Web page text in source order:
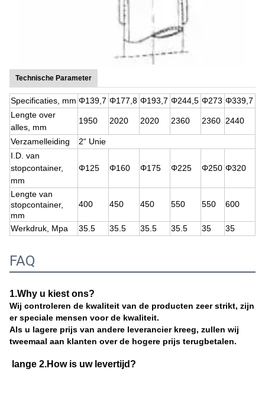
Technische Parameter
Specificaties, mm Φ139,7 Φ177,8 Φ193,7 Φ244,5 Φ273 Φ339,7
Lengte over
alles, mm
1950 2020 2020 2360 2360 2440
Verzamelleiding
2“ Unie
I.D. van
stopcontainer,
mm
Φ125 Φ160 Φ175 Φ225 Φ250 Φ320
Lengte van
stopcontainer,
mm
400 450 450 550 550 600
Werkdruk, Mpa 35.5 35.5 35.5 35.5 35 35
FAQ
1.Why u kiest ons?
Wij controleren de kwaliteit van de producten zeer strikt, zijn
er speciale mensen voor de kwaliteit.
Als u lagere prijs van andere leverancier kreeg, zullen wij
tweemaal aan klanten over de hogere prijs terugbetalen.
lange 2.How is uw levertijd?